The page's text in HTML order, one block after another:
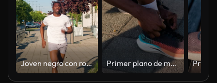
Joven negro con ropa deportiva corriendo por la ciudad. Primer plano de manos de un joven atándose las zapatillas y preparándose para salir a correr al aire libre.